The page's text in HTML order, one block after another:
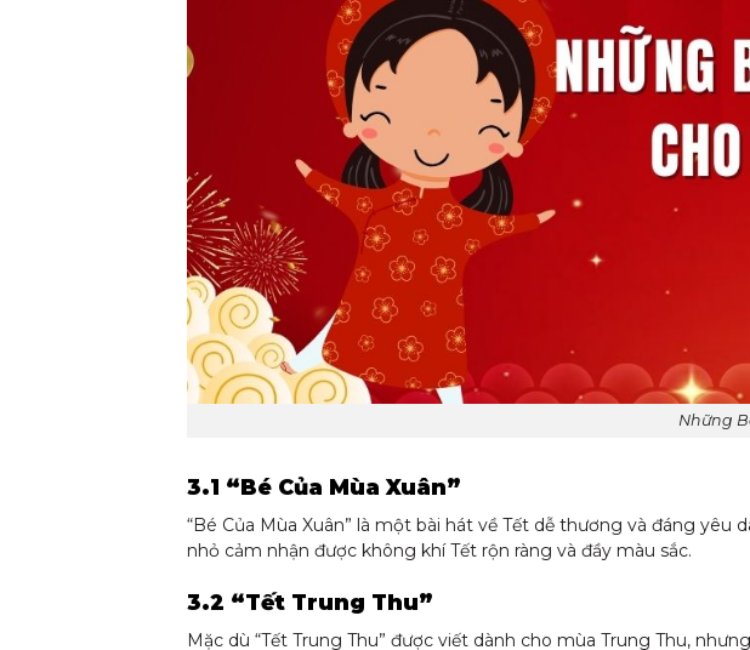
Những
3.1 “Bé Của Mùa Xuân”
“Bé Của Mùa Xuân” là một bài hát về Tết dễ thương và đáng yêu
nhỏ cảm nhận được không khí Tết rộn ràng và đầy màu sắc.
3.2 “Tết Trung Thu”
Mặc dù “Tết Trung Thu” được viết dành cho mùa Trung Thu,